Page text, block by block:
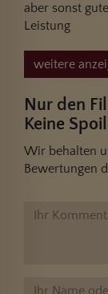
aber sonst
Leistung
weitere
Nur den
Keine
Wir behalten
Bewertungen